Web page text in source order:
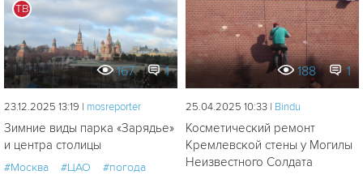
ТВ
167 1
23.12.2025 13:19 | mosreporter
Зимние виды парка «Зарядье»
и центра столицы
#Москва #ЦАО #погода
188 1
25.04.2025 10:33 | Bindu
Косметический ремонт
Кремлевской стены у Могилы
Неизвестного Солдата